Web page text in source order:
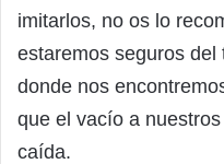
imitarlos, no os lo
estaremos seguros
donde nos
que el vacío a
caída.